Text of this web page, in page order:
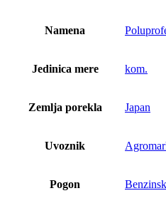
Namena
Jedinica mere kom.
Zemlja porekla Japan
Uvoznik
Pogon